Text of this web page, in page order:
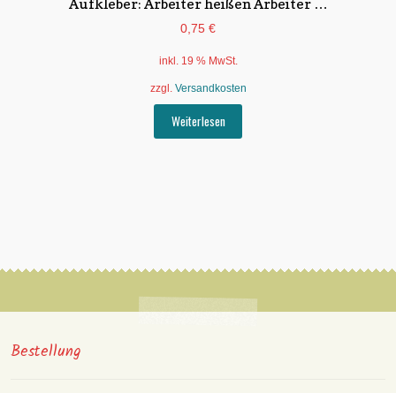
0,75 €
inkl. 19 % MwSt.
zzgl. Versandkosten
Weiterlesen
Bestellung